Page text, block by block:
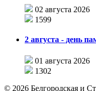
02 августа 2026
1599
2 августа - день
01 августа 2026
1302
© 2026 Белгородская и